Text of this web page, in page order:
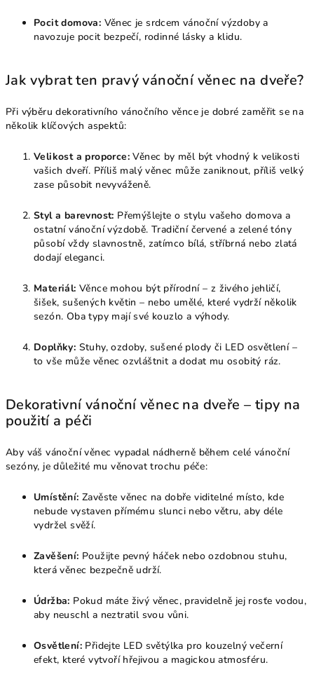
Pocit domova: Věnec je srdcem vánoční výzdoby a
navozuje pocit bezpečí, rodinné lásky a klidu.
Jak vybrat ten pravý vánoční věnec na dveře?
Při výběru dekorativního vánočního věnce je dobré zaměřit se na
několik klíčových aspektů:
Velikost a proporce: Věnec by měl být vhodný k velikosti
vašich dveří. Příliš malý věnec může zaniknout, příliš velký
zase působit nevyváženě.
Styl a barevnost: Přemýšlejte o stylu vašeho domova a
ostatní vánoční výzdobě. Tradiční červené a zelené tóny
působí vždy slavnostně, zatímco bílá, stříbrná nebo zlatá
dodají eleganci.
Materiál: Věnce mohou být přírodní – z živého jehličí,
šišek, sušených květin – nebo umělé, které vydrží několik
sezón. Oba typy mají své kouzlo a výhody.
Doplňky: Stuhy, ozdoby, sušené plody či LED osvětlení –
to vše může věnec ozvláštnit a dodat mu osobitý ráz.
Dekorativní vánoční věnec na dveře – tipy na
použití a péči
Aby váš vánoční věnec vypadal nádherně během celé vánoční
sezóny, je důležité mu věnovat trochu péče:
Umístění: Zavěste věnec na dobře viditelné místo, kde
nebude vystaven přímému slunci nebo větru, aby déle
vydržel svěží.
Zavěšení: Použijte pevný háček nebo ozdobnou stuhu,
která věnec bezpečně udrží.
Údržba: Pokud máte živý věnec, pravidelně jej rosťe vodou,
aby neuschl a neztratil svou vůni.
Osvětlení: Přidejte LED světýlka pro kouzelný večerní
efekt, které vytvoří hřejivou a magickou atmosféru.